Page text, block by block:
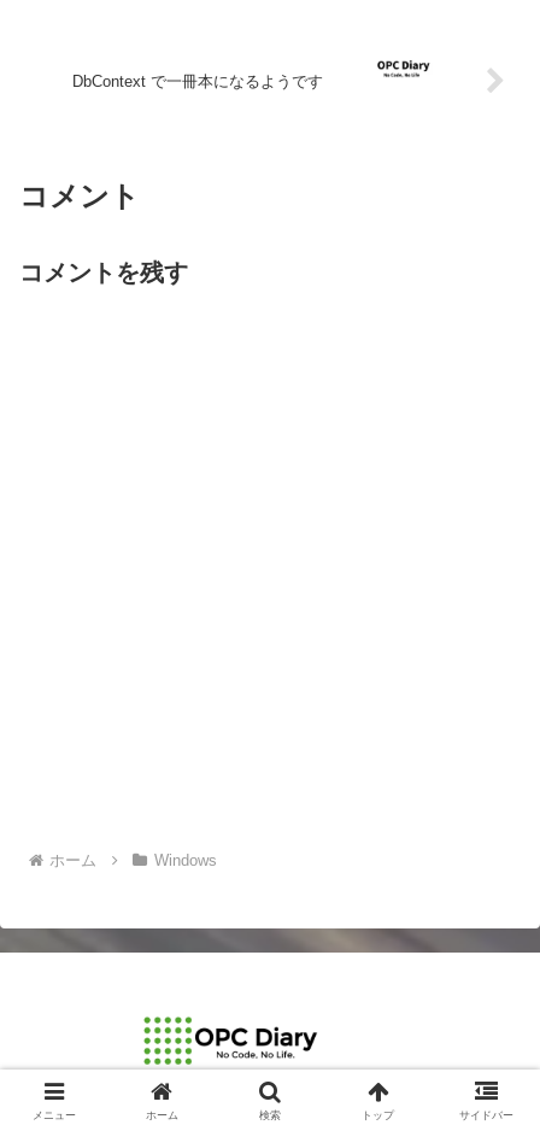
DbContext で一冊本になるようです
コメント
コメントを残す
ホーム Windows
© 2003-2026 OPCDiary.
メニュー ホーム 検索 トップ サイドバー